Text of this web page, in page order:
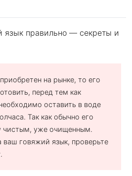
на рынке, то его
перед тем как
оставить в воде
Так как обычно его
чистым, уже очищенным.
ваш говяжий язык, проверьте